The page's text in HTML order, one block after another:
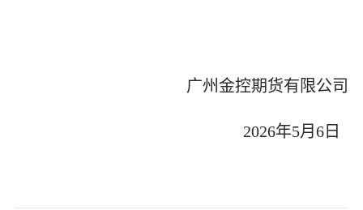
广州金控期货有限公司
2026年5月6 日